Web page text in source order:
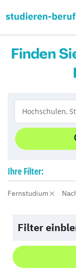
Finden
Ihre Filter:
Fernstudium
Filter